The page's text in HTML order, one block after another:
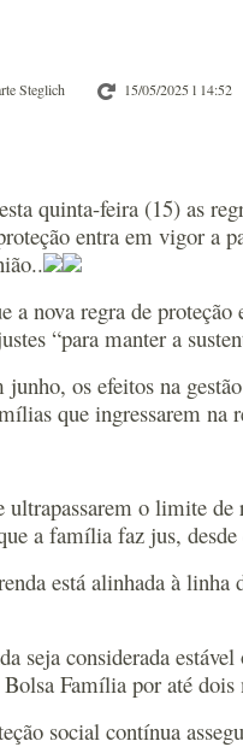
Steglich 15/05/2025 l 14:52
quinta-feira (15) as
entra em vigor a
a nova regra de
“para manter a
os efeitos na
que ingressarem
o limite
a família faz jus,
está alinhada à
seja considerada
Família por até dois
social contínua